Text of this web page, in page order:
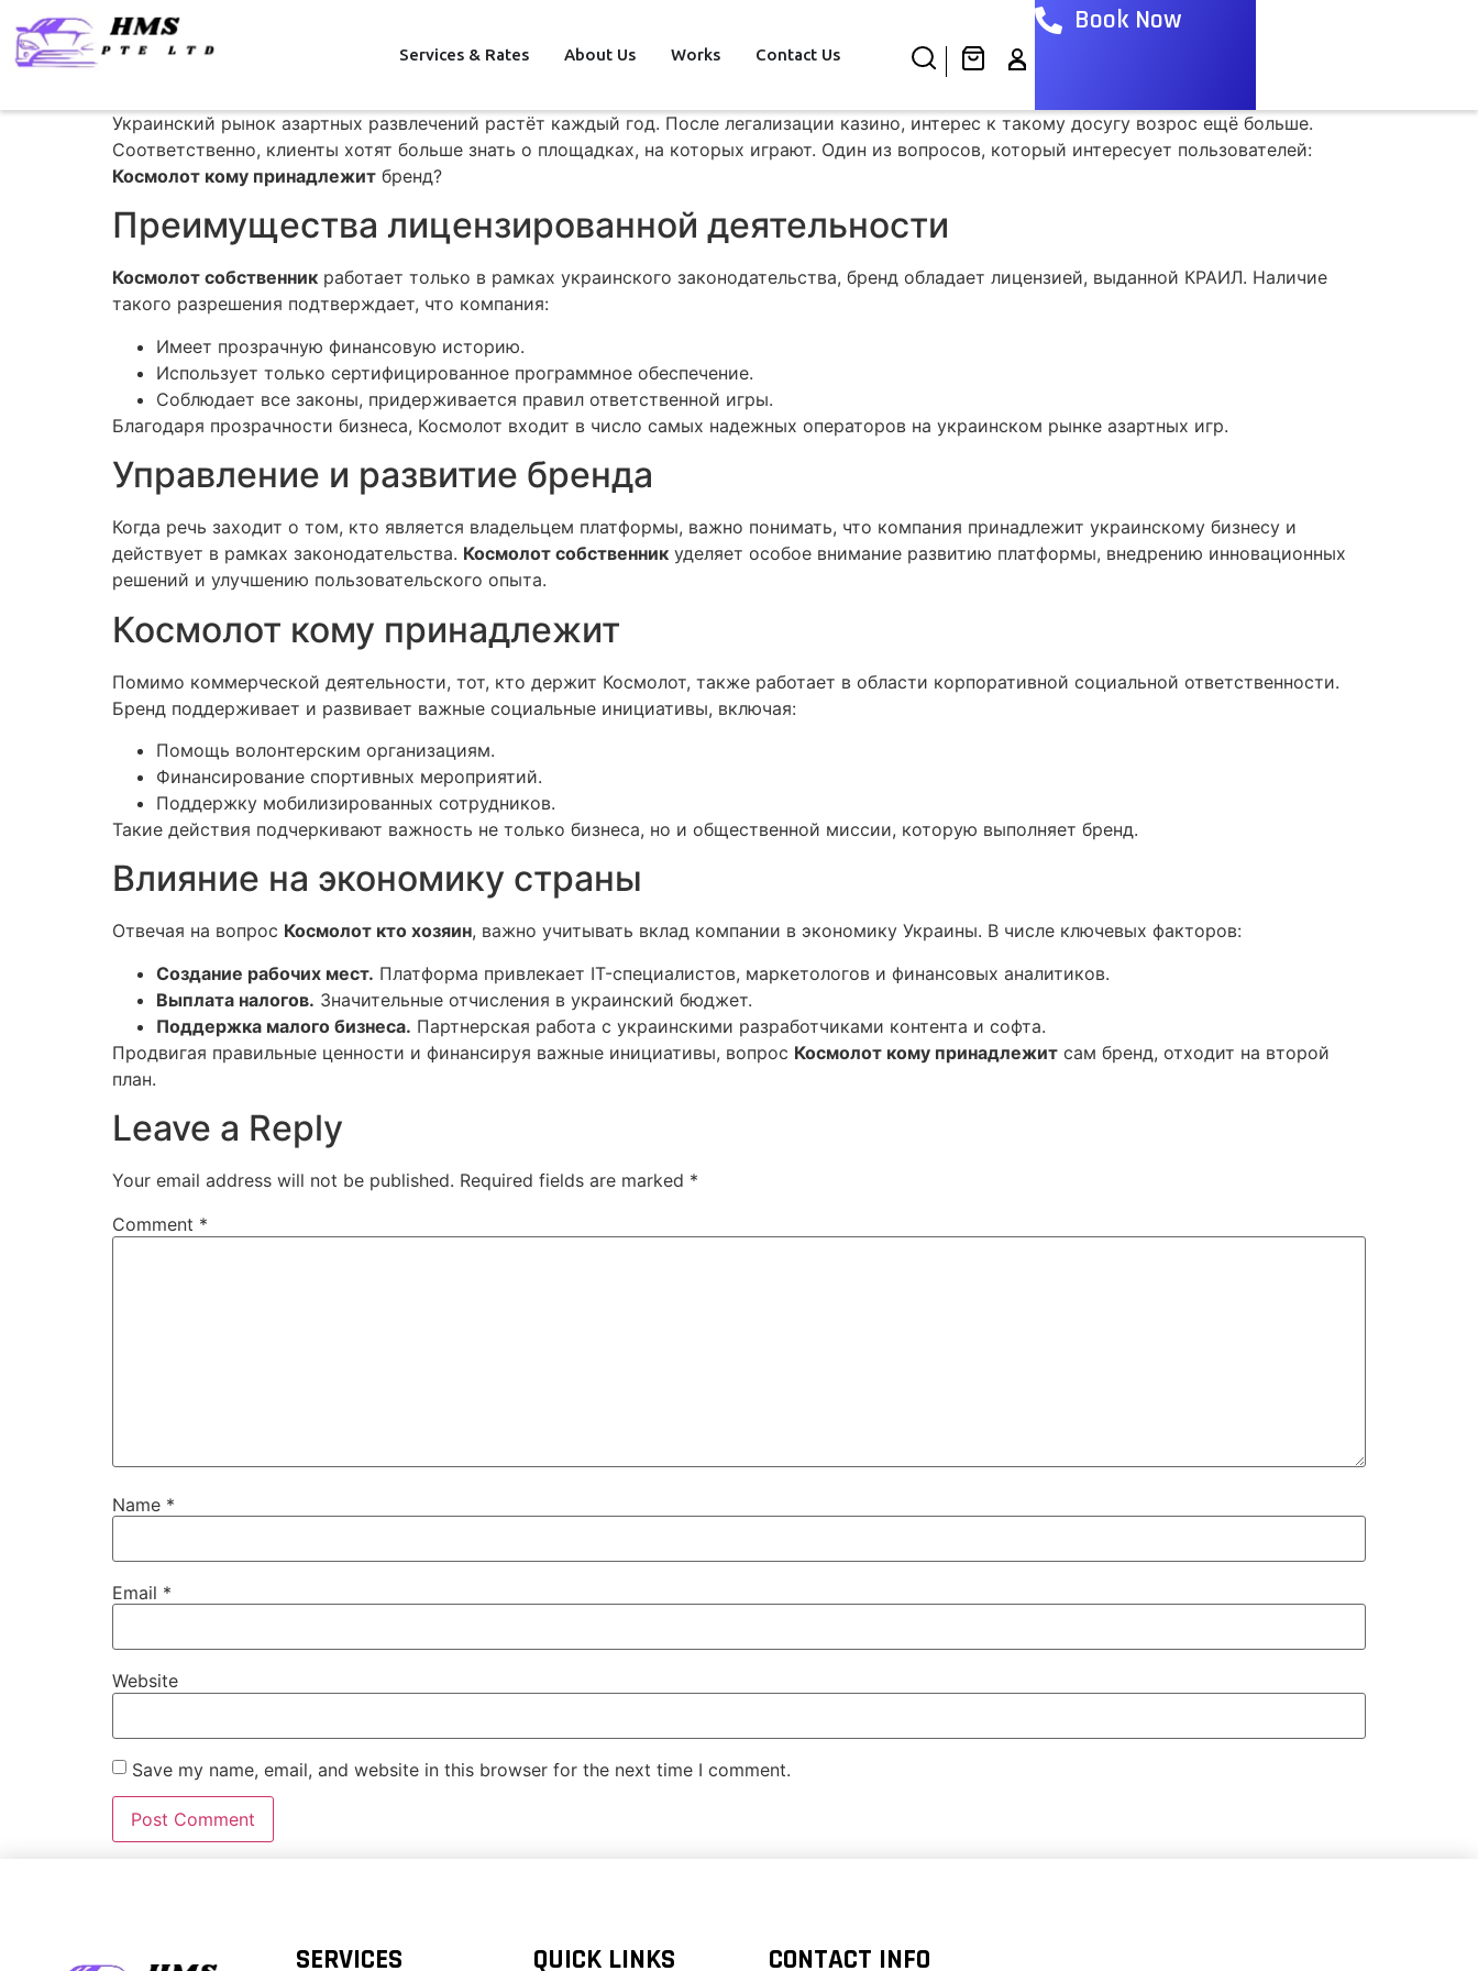
Services & Rates About Us Works Contact Us
Book Now
Украинский рынок азартных развлечений растёт каждый год. После легализации казино, интерес к такому досугу возрос ещё больше.
Соответственно, клиенты хотят больше знать о площадках, на которых играют. Один из вопросов, который интересует пользователей:
Космолот кому принадлежит бренд?
Преимущества лицензированной деятельности
Космолот собственник работает только в рамках украинского законодательства, бренд обладает лицензией, выданной КРАИЛ. Наличие
такого разрешения подтверждает, что компания:
Имеет прозрачную финансовую историю.
Использует только сертифицированное программное обеспечение.
Соблюдает все законы, придерживается правил ответственной игры.
Благодаря прозрачности бизнеса, Космолот входит в число самых надежных операторов на украинском рынке азартных игр.
Управление и развитие бренда
Когда речь заходит о том, кто является владельцем платформы, важно понимать, что компания принадлежит украинскому бизнесу и
действует в рамках законодательства. Космолот собственник уделяет особое внимание развитию платформы, внедрению инновационных
решений и улучшению пользовательского опыта.
Космолот кому принадлежит
Помимо коммерческой деятельности, тот, кто держит Космолот, также работает в области корпоративной социальной ответственности.
Бренд поддерживает и развивает важные социальные инициативы, включая:
Помощь волонтерским организациям.
Финансирование спортивных мероприятий.
Поддержку мобилизированных сотрудников.
Такие действия подчеркивают важность не только бизнеса, но и общественной миссии, которую выполняет бренд.
Влияние на экономику страны
Отвечая на вопрос Космолот кто хозяин, важно учитывать вклад компании в экономику Украины. В числе ключевых факторов:
Создание рабочих мест. Платформа привлекает IT-специалистов, маркетологов и финансовых аналитиков.
Выплата налогов. Значительные отчисления в украинский бюджет.
Поддержка малого бизнеса. Партнерская работа с украинскими разработчиками контента и софта.
Продвигая правильные ценности и финансируя важные инициативы, вопрос Космолот кому принадлежит сам бренд, отходит на второй
план.
Leave a Reply
Your email address will not be published. Required fields are marked *
Comment *
Name *
Email *
Website
Save my name, email, and website in this browser for the next time I comment.
SERVICES QUICK LINKS CONTACT INFO